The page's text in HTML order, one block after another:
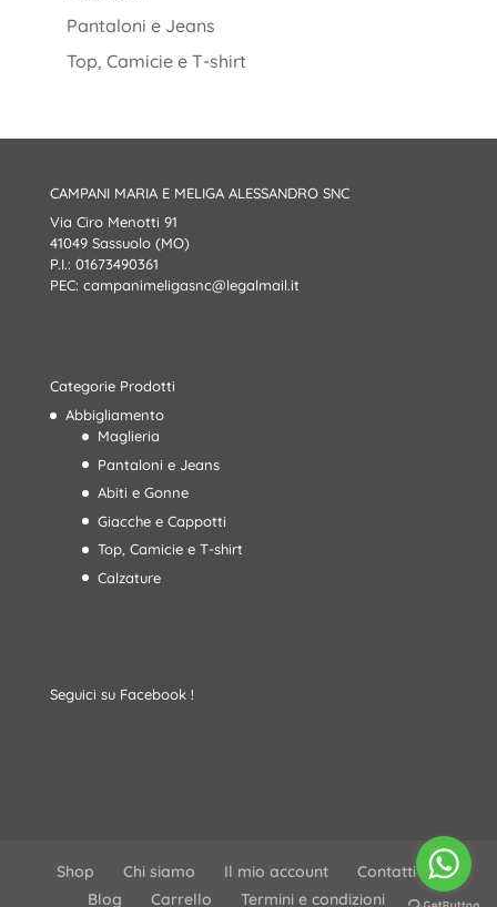
Pantaloni e Jeans
Top, Camicie e T-shirt
CAMPANI MARIA E MELIGA ALESSANDRO SNC
Via Ciro Menotti 91
41049 Sassuolo (MO)
P.I.: 01673490361
PEC: campanimeligasnc@legalmail.it
Categorie Prodotti
Abbigliamento
Maglieria
Pantaloni e Jeans
Abiti e Gonne
Giacche e Cappotti
Top, Camicie e T-shirt
Calzature
Seguici su Facebook !
Shop Chi siamo Il mio account
Contatti
Blog
Carrello Termini e condizioni